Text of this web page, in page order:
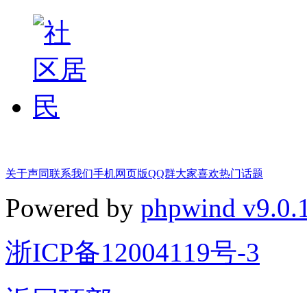
关于声同联系我们手机网页版QQ群大家喜欢热门话题
Powered by phpwind
浙ICP备12004119号-3